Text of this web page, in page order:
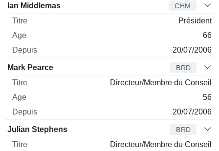
Administrateur
Ian Middlemas CHM
Président
66
20/07/2006
Mark Pearce BRD
Directeur/Membre du Conseil
56
20/07/2006
Julian Stephens BRD
Directeur/Membre du Conseil